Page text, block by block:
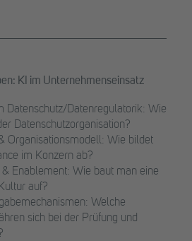
KI im Unternehmenseinsatz
Datenschutz/Datenregulatorik: Wie
Datenschutzorganisation?
Organisationsmodell: Wie bildet
im Konzern ab?
Enablement: Wie baut man eine
auf?
Welche
sich bei der Prüfung und